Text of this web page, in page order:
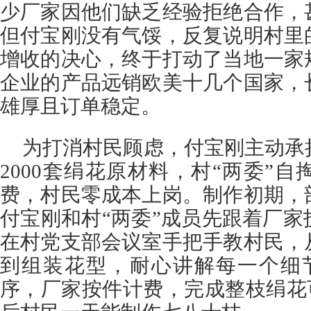
少厂家因他们缺乏经验拒绝合作
但付宝刚没有气馁，反复说明村
增收的决心，终于打动了当地一
企业的产品远销欧美十几个国家
雄厚且订单稳定。
为打消村民顾虑，付宝刚主动
2000套绢花原材料，村“两委”自
费，村民零成本上岗。制作初期
付宝刚和村“两委”成员先跟着厂
在村党支部会议室手把手教村民
到组装花型，耐心讲解每一个细
序，厂家按件计费，完成整枝绢